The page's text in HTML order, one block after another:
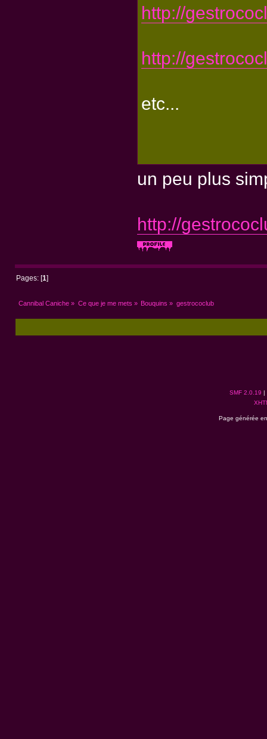
http://
http://
etc...
un peu plus
http://
Pages: [1
Cannibal Caniche » Ce que je me mets » Bouquins » gestrococlub
SMF 2.0.19 |
Page générée